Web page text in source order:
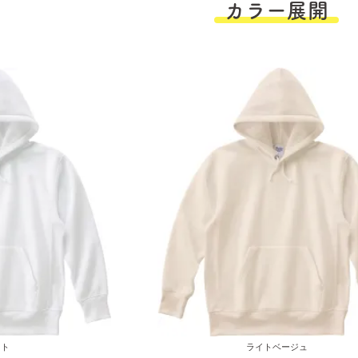
カラー展開
ライトベージュ